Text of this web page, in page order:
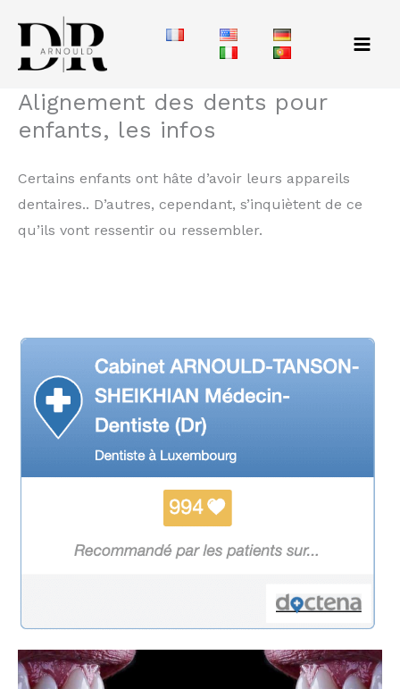
content
Alignement des dents pour
enfants, les infos
Certains enfants ont hâte d’avoir leurs appareils
dentaires.. D’autres, cependant, s’inquiètent de ce
qu’ils vont ressentir ou ressembler.